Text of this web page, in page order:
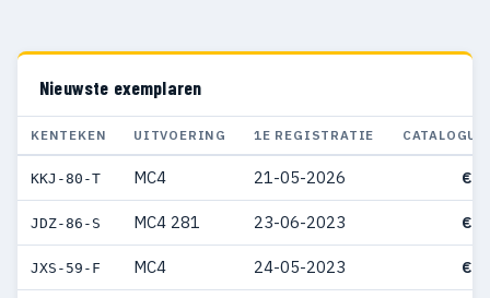
Nieuwste exemplaren
KENTEKEN UITVOERING 1E REGISTRATIE
KKJ-80-T MC4 21-05-2026 €
JDZ-86-S MC4 281 23-06-2023 €
JXS-59-F MC4 24-05-2023 €